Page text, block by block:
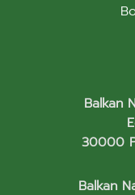
Balkan
30000
Balkan